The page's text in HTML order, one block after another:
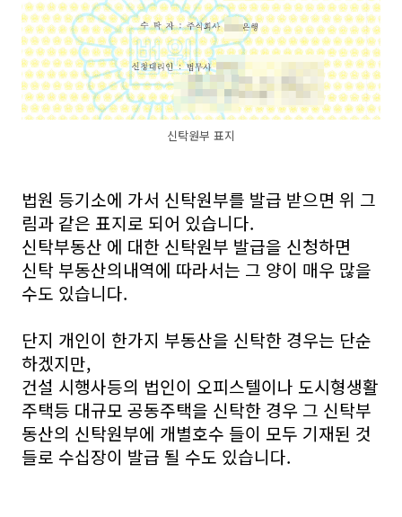
신탁원부 표지
법원 등기소에 가서 신탁원부를 발급 받으면 위 그
림과 같은 표지로 되어 있습니다.
신탁부동산 에 대한 신탁원부 발급을 신청하면
신탁 부동산의내역에 따라서는 그 양이 매우 많을
수도 있습니다.
단지 개인이 한가지 부동산을 신탁한 경우는 단순
하겠지만,
건설 시행사등의 법인이 오피스텔이나 도시형생활
주택등 대규모 공동주택을 신탁한 경우 그 신탁부
동산의 신탁원부에 개별호수 들이 모두 기재된 것
들로 수십장이 발급 될 수도 있습니다.